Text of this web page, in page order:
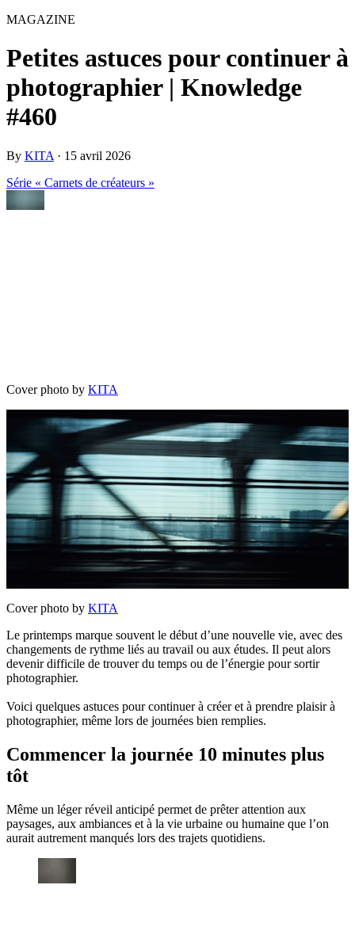
MAGAZINE
Petites astuces pour continuer à
photographier | Knowledge
#460
By KITA · 15 avril 2026
Série « Carnets de créateurs »
Cover photo by KITA
Cover photo by KITA
Le printemps marque souvent le début d’une nouvelle vie, avec des
changements de rythme liés au travail ou aux études. Il peut alors
devenir difficile de trouver du temps ou de l’énergie pour sortir
photographier.
Voici quelques astuces pour continuer à créer et à prendre plaisir à
photographier, même lors de journées bien remplies.
Commencer la journée 10 minutes plus
tôt
Même un léger réveil anticipé permet de prêter attention aux
paysages, aux ambiances et à la vie urbaine ou humaine que l’on
aurait autrement manqués lors des trajets quotidiens.